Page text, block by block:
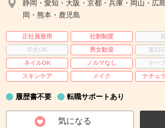
静岡・愛知・大阪・京都・兵庫・岡山・広
岡・熊本・鹿児島
正社員登用 社割制度
学生OK
男女歓迎 週3日
ネイルOK
ノルマなし オー
スキンケア
メイク ナチュ
履歴書不要 転職サポートあり
気になる